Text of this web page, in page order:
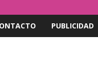
PUBLICIDAD